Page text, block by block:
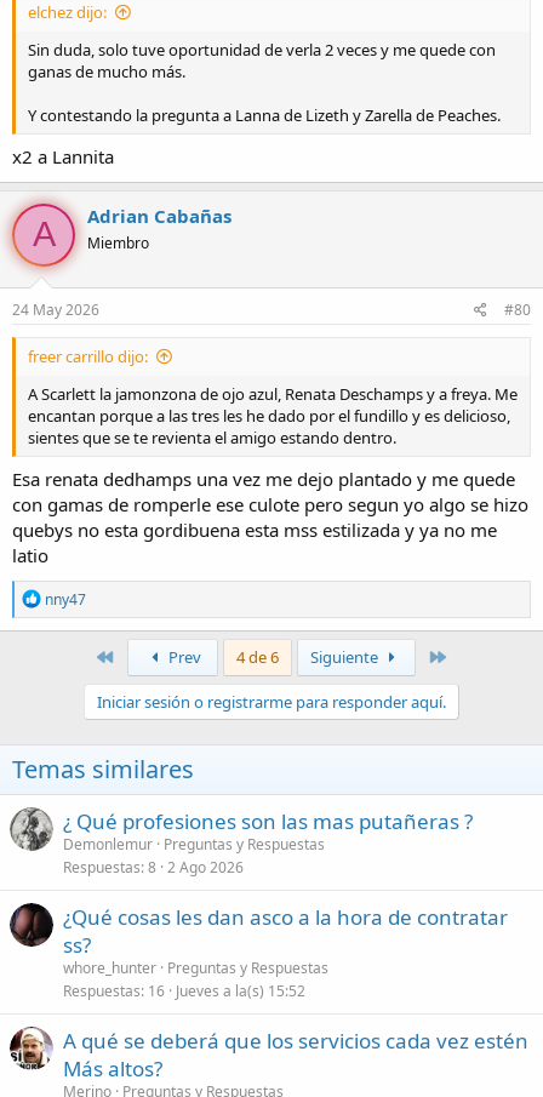
elchez dijo:
Sin duda, solo tuve oportunidad de verla 2 veces y me quede con
ganas de mucho más.
Y contestando la pregunta a Lanna de Lizeth y Zarella de Peaches.
x2 a Lannita
A Adrian Cabañas
Miembro
24 May 2026 #80
freer carrillo dijo:
A Scarlett la jamonzona de ojo azul, Renata Deschamps y a freya. Me
encantan porque a las tres les he dado por el fundillo y es delicioso,
sientes que se te revienta el amigo estando dentro.
Esa renata dedhamps una vez me dejo plantado y me quede
con gamas de romperle ese culote pero segun yo algo se hizo
quebys no esta gordibuena esta mss estilizada y ya no me
latio
R
e
a
e
s
:
nny47
Primer Prev 4 de 6 Siguiente
Iniciar sesión o registrarme para responder aquí.
Temas similares
¿ Qué profesiones son las mas putañeras ?
Demonlemur Preguntas y Respuestas
Respuestas 8 2 Ago 2026
¿Qué cosas les dan asco a la hora de contratar
ss?
whore_hunter Preguntas y Respuestas
Respuestas 16 Jueves a la(s) 15:52
A qué se deberá que los servicios cada vez estén
Más altos?
Merino Preguntas y Respuestas